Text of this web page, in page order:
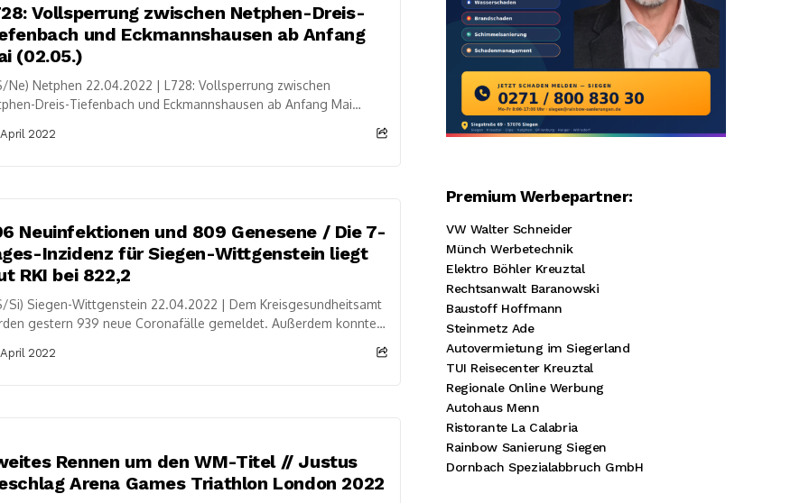
Vollsperrung zwischen Netphen-Dreis-
und Eckmannshausen ab Anfang
(02.05.)
Ne) Netphen 22.04.2022 | L728: Vollsperrung zwischen
Dreis-Tiefenbach und Eckmannshausen ab Anfang Mai
Südwestfalen wird ab Montag (02.05.)...
2022
Neuinfektionen und 809 Genesene / Die 7-
Inzidenz für Siegen-Wittgenstein liegt
RKI bei 822,2
Si) Siegen-Wittgenstein 22.04.2022 | Dem Kreisgesundheitsamt
gestern 939 neue Coronafälle gemeldet. Außerdem konnten
2022
Rennen um den WM-Titel // Justus
Arena Games Triathlon London 2022
Premium Werbepartner:
VW Walter Schneider
Münch Werbetechnik
Elektro Böhler Kreuztal
Rechtsanwalt Baranowski
Baustoff Hoffmann
Steinmetz Ade
Autovermietung im Siegerland
TUI Reisecenter Kreuztal
Regionale Online Werbung
Autohaus Menn
Ristorante La Calabria
Rainbow Sanierung Siegen
Dornbach Spezialabbruch GmbH